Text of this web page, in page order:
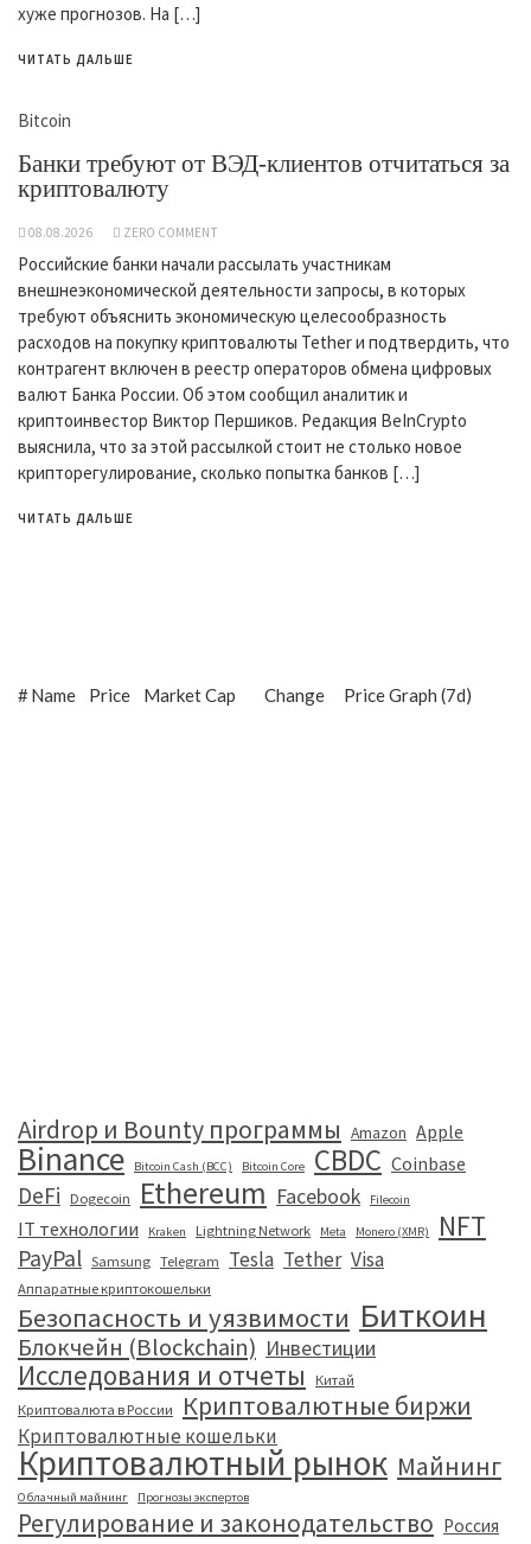
хуже прогнозов. На […]
ЧИТАТЬ ДАЛЬШЕ
Bitcoin
Банки требуют от ВЭД-клиентов отчитаться за
криптовалюту
08.08.2026 ZERO COMMENT
Российские банки начали рассылать участникам
внешнеэкономической деятельности запросы, в которых
требуют объяснить экономическую целесообразность
расходов на покупку криптовалюты Tether и подтвердить, что
контрагент включен в реестр операторов обмена цифровых
валют Банка России. Об этом сообщил аналитик и
криптоинвестор Виктор Першиков. Редакция BeInCrypto
выяснила, что за этой рассылкой стоит не столько новое
крипторегулирование, сколько попытка банков […]
ЧИТАТЬ ДАЛЬШЕ
#Name Price Market Cap Change Price Graph (7d)
Airdrop и Bounty программы Amazon Apple
Binance Bitcoin Cash (BCC) Bitcoin Core CBDC Coinbase
DeFi Dogecoin Ethereum Facebook Filecoin
IT технологии Kraken Lightning Network Meta Monero (XMR) NFT
PayPal Samsung Telegram Tesla Tether Visa
Аппаратные криптокошельки
Безопасность и уязвимости Биткоин
Блокчейн (Blockchain) Инвестиции
Исследования и отчеты
Китай
Криптовалюта в России
Криптовалютные биржи
Криптовалютные кошельки
Криптовалютный рынок Майнинг
Облачный майнинг Прогнозы экспертов
Регулирование и законодательство Россия